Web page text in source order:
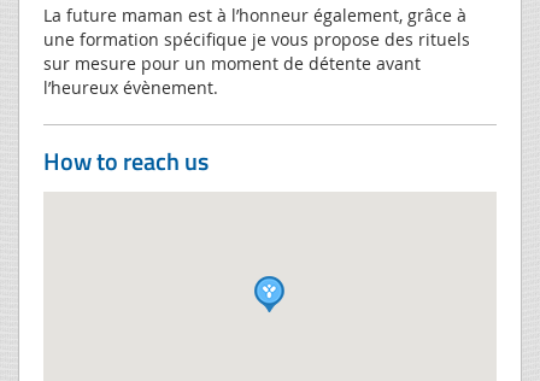
La future maman est à l’honneur également, grâce à
une formation spécifique je vous propose des rituels
sur mesure pour un moment de détente avant
l’heureux évènement.
How to reach us